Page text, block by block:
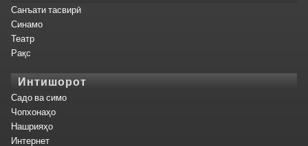
Санъати тасвирӣ
Синамо
Театр
Рақс
Интишорот
Садо ва симо
Чопхонаҳо
Нашрияҳо
Интернет